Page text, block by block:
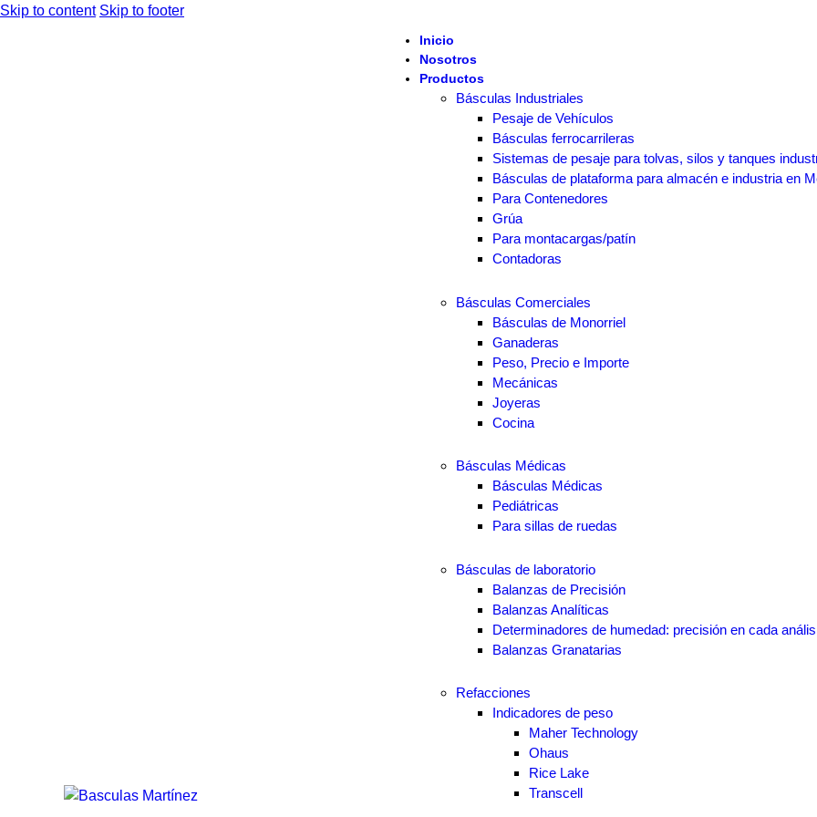
Skip to content Skip to footer
Inicio
Nosotros
Productos
Básculas Industriales
Pesaje de Vehículos
Básculas ferrocarrileras
Sistemas de pesaje para tolvas, silos y tanques
Básculas de plataforma para almacén e industria en
Para Contenedores
Grúa
Para montacargas/patín
Contadoras
Básculas Comerciales
Básculas de Monorriel
Ganaderas
Peso, Precio e Importe
Mecánicas
Joyeras
Cocina
Básculas Médicas
Básculas Médicas
Pediátricas
Para sillas de ruedas
Básculas de laboratorio
Balanzas de Precisión
Balanzas Analíticas
Determinadores de humedad: precisión en cada
Balanzas Granatarias
Refacciones
Indicadores de peso
Maher Technology
Ohaus
Rice Lake
Transcell